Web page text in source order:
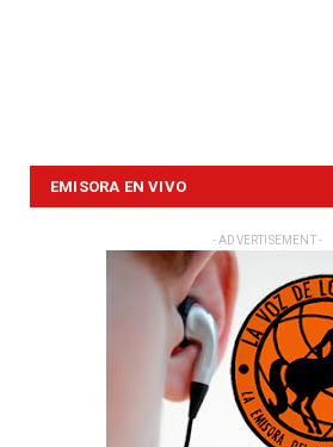
EMISORA EN VIVO
- ADVERTISEMENT -